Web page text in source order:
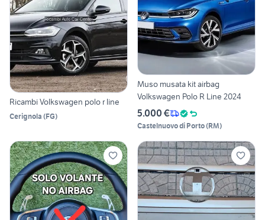
Ricambi Volkswagen polo r line
Cerignola (FG)
Muso musata kit airbag
Volkswagen Polo R Line 2024
5.000 €
Castelnuovo di Porto(RM)